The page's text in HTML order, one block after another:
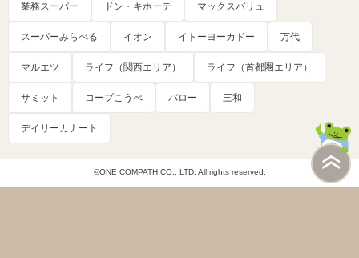
業務スーパー ドン・キホーテ マックスバリュ
スーパーみらべる イオン イトーヨーカドー 万代
マルエツ ライフ（関西エリア） ライフ（首都圏エリア）
サミット コープこうべ バロー 三和
デイリーカナート
©ONE COMPATH CO., LTD. All rights reserved.